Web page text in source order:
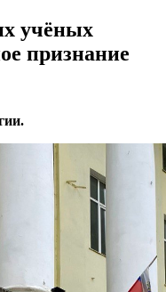
учёных
признание